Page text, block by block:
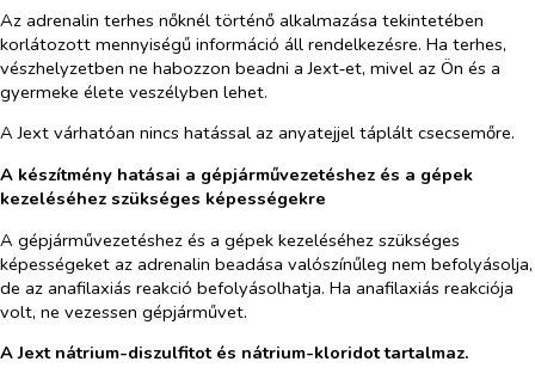
Az adrenalin terhes nőknél történő alkalmazása tekintetében
korlátozott mennyiségű információ áll rendelkezésre. Ha terhes,
vészhelyzetben ne habozzon beadni a Jext‑et, mivel az Ön és a
gyermeke élete veszélyben lehet.
A Jext várhatóan nincs hatással az anyatejjel táplált csecsemőre.
A készítmény hatásai a gépjárművezetéshez és a gépek
kezeléséhez szükséges képességekre
A gépjárművezetéshez és a gépek kezeléséhez szükséges
képességeket az adrenalin beadása valószínűleg nem befolyásolja,
de az anafilaxiás reakció befolyásolhatja. Ha anafilaxiás reakciója
volt, ne vezessen gépjárművet.
A Jext nátrium-diszulfitot és nátrium-kloridot tartalmaz.